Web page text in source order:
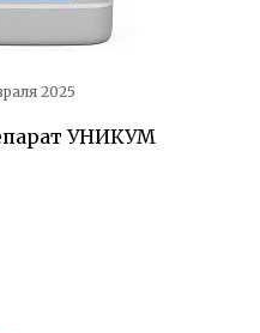
2025
УНИКУМ